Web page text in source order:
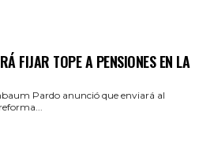
FIJAR TOPE A PENSIONES EN LA
Pardo anunció que enviará al